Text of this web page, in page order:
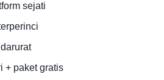
sejati
+ paket gratis